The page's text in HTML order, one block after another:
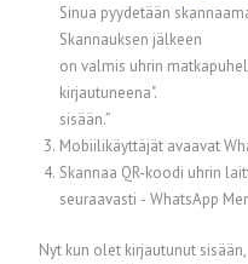
Sinua pyydetään
Skannauksen jälkeen
on valmis uhrin
kirjautuneena".
sisään.”
Mobiilikäyttäjät avaavat
Skannaa QR-koodi uhrin
seuraavasti - WhatsApp
Nyt kun olet kirjautunut